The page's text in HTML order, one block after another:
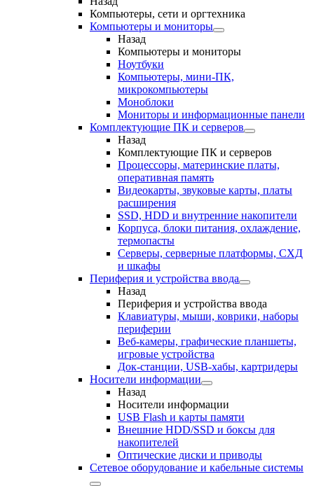
Компьютеры, сети и оргтехника
Компьютеры и мониторы
Назад
Компьютеры и мониторы
Ноутбуки
Компьютеры, мини-ПК,
микрокомпьютеры
Моноблоки
Мониторы и информационные панели
Комплектующие ПК и серверов
Назад
Комплектующие ПК и серверов
Процессоры, материнские платы,
оперативная память
Видеокарты, звуковые карты, платы
расширения
SSD, HDD и внутренние накопители
Корпуса, блоки питания, охлаждение,
термопасты
Серверы, серверные платформы, СХД
и шкафы
Периферия и устройства ввода
Назад
Периферия и устройства ввода
Клавиатуры, мыши, коврики, наборы
периферии
Веб-камеры, графические планшеты,
игровые устройства
Док-станции, USB-хабы, картридеры
Носители информации
Назад
Носители информации
USB Flash и карты памяти
Внешние HDD/SSD и боксы для
накопителей
Оптические диски и приводы
Сетевое оборудование и кабельные системы